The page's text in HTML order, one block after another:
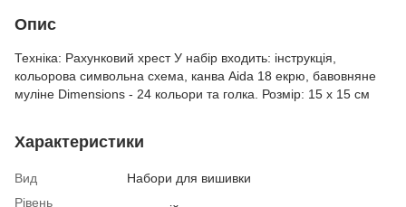
Опис
Техніка: Рахунковий хрест У набір входить: інструкція,
кольорова символьна схема, канва Aida 18 екрю, бавовняне
муліне Dimensions - 24 кольори та голка. Розмір: 15 x 15 см
Характеристики
Вид
Набори для вишивки
Рівень